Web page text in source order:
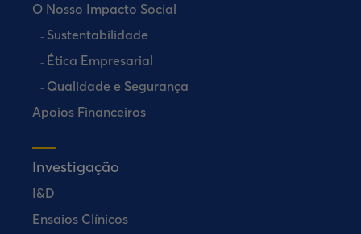
O Nosso Impacto Social
Sustentabilidade
Ética Empresarial
Qualidade e Segurança
Apoios Financeiros
Investigação
I&D
Ensaios Clínicos